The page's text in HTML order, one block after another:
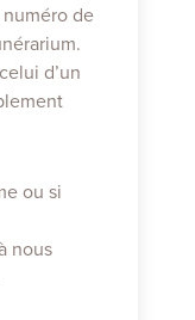
numéro de
d’un
ou si
nous